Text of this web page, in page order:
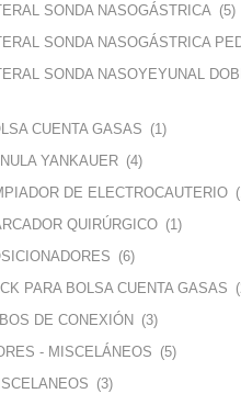
SONDA NASOGÁSTRICA (5)
SONDA NASOGÁSTRICA
SONDA NASOYEYUNAL
CUENTA GASAS (1)
YANKAUER (4)
DE ELECTROCAUTERIO
QUIRÚRGICO (1)
(6)
PARA BOLSA CUENTA GASAS
DE CONEXIÓN (3)
- MISCELÁNEOS (5)
(3)